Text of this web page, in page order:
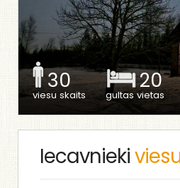
30
viesu skaits
20
gultas vietas
Iecavnieki